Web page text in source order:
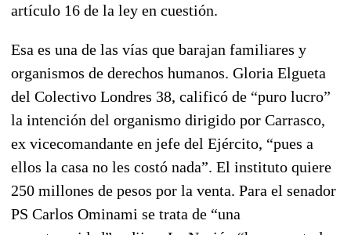
artículo 16 de la ley en cuestión.
Esa es una de las vías que barajan familiares y
organismos de derechos humanos. Gloria Elgueta
del Colectivo Londres 38, calificó de “puro lucro”
la intención del organismo dirigido por Carrasco,
ex vicecomandante en jefe del Ejército, “pues a
ellos la casa no les costó nada”. El instituto quiere
250 millones de pesos por la venta. Para el senador
PS Carlos Ominami se trata de “una